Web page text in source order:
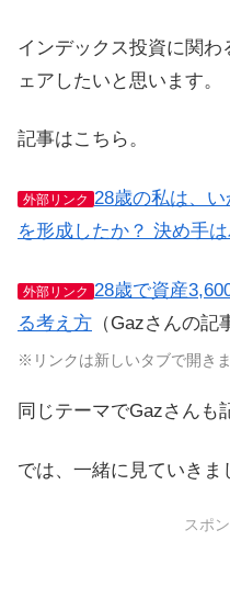
インデックス投資に関
ェアしたいと思います。
記事はこちら。
外部リンク 28歳の私は、
を形成したか？ 決め手
外部リンク 28歳で資産
る考え方 （Gazさんの記
※リンクは新しいタブで開き
同じテーマでGazさんも
では、一緒に見ていきま
スポ